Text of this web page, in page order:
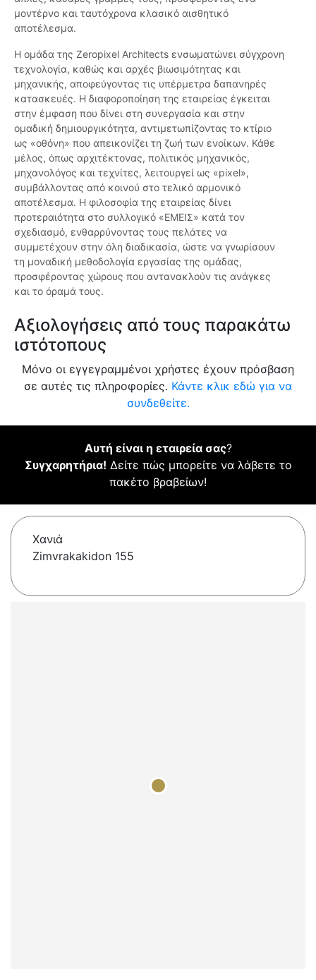
μοντέρνο και ταυτόχρονα κλασικό αισθητικό
αποτέλεσμα.
Η ομάδα της Zeropixel Architects ενσωματώνει σύγχρονη
τεχνολογία, καθώς και αρχές βιωσιμότητας και
μηχανικής, αποφεύγοντας τις υπέρμετρα δαπανηρές
κατασκευές. Η διαφοροποίηση της εταιρείας έγκειται
στην έμφαση που δίνει στη συνεργασία και στην
ομαδική δημιουργικότητα, αντιμετωπίζοντας το κτίριο
ως «οθόνη» που απεικονίζει τη ζωή των ενοίκων. Κάθε
μέλος, όπως αρχιτέκτονας, πολιτικός μηχανικός,
μηχανολόγος και τεχνίτες, λειτουργεί ως «pixel»,
συμβάλλοντας από κοινού στο τελικό αρμονικό
αποτέλεσμα. Η φιλοσοφία της εταιρείας δίνει
προτεραιότητα στο συλλογικό «ΕΜΕΙΣ» κατά τον
σχεδιασμό, ενθαρρύνοντας τους πελάτες να
συμμετέχουν στην όλη διαδικασία, ώστε να γνωρίσουν
τη μοναδική μεθοδολογία εργασίας της ομάδας,
προσφέροντας χώρους που αντανακλούν τις ανάγκες
και το όραμά τους.
Αξιολογήσεις από τους παρακάτω
ιστότοπους
Μόνο οι εγγεγραμμένοι χρήστες έχουν πρόσβαση
σε αυτές τις πληροφορίες. Κάντε κλικ εδώ για να
συνδεθείτε.
Αυτή είναι η εταιρεία σας?
Συγχαρητήρια! Δείτε πώς μπορείτε να λάβετε το
πακέτο βραβείων!
Χανιά
Zimvrakakidon 155